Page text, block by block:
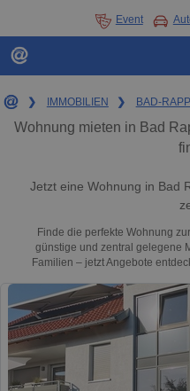
Event
❯ IMMOBILIEN ❯ BAD-
Wohnung mieten in Bad
Jetzt eine Wohnung in Bad
Finde die perfekte Wohnung
günstige und zentral gelegene
Familien – jetzt Angebote